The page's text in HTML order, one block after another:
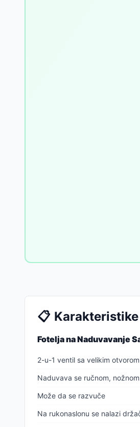
📋 Karakteristike
Fotelja na Naduvavanje
2-u-1 ventil sa velikim
Naduvava se ručnom,
Može da se razvuče
Na rukonaslonu se nalazi